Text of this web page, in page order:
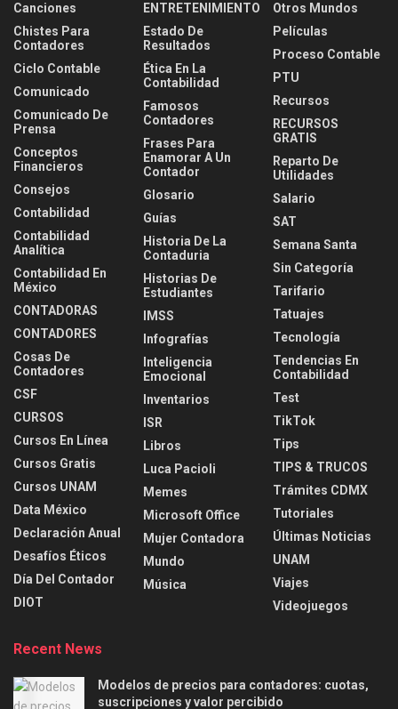
Canciones
Chistes Para
Contadores
Ciclo Contable
Comunicado
Comunicado De
Prensa
Conceptos
Financieros
Consejos
Contabilidad
Contabilidad
Analítica
Contabilidad En
México
CONTADORAS
CONTADORES
Cosas De
Contadores
CSF
CURSOS
Cursos En Línea
Cursos Gratis
Cursos UNAM
Data México
Declaración Anual
Desafíos Éticos
Día Del Contador
DIOT
ENTRETENIMIENTO
Estado De
Resultados
Ética En La
Contabilidad
Famosos
Contadores
Frases Para
Enamorar A Un
Contador
Glosario
Guías
Historia De La
Contaduria
Historias De
Estudiantes
IMSS
Infografías
Inteligencia
Emocional
Inventarios
ISR
Libros
Luca Pacioli
Memes
Microsoft Office
Mujer Contadora
Mundo
Música
Otros Mundos
Películas
Proceso Contable
PTU
Recursos
RECURSOS
GRATIS
Reparto De
Utilidades
Salario
SAT
Semana Santa
Sin Categoría
Tarifario
Tatuajes
Tecnología
Tendencias En
Contabilidad
Test
TikTok
Tips
TIPS & TRUCOS
Trámites CDMX
Tutoriales
Últimas Noticias
UNAM
Viajes
Videojuegos
Recent News
Modelos de precios para contadores: cuotas,
suscripciones y valor percibido